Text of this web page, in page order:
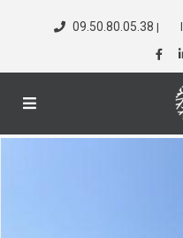
09.50.80.05.38 |